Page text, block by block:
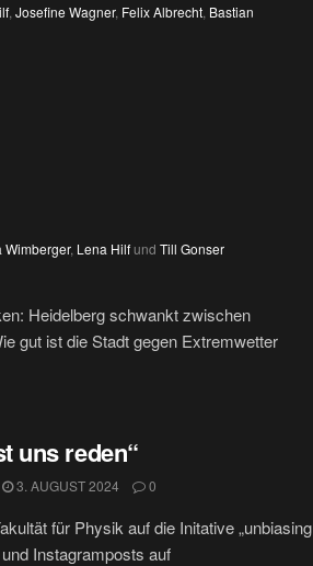
, Josefine Wagner, Felix Albrecht, Bastian
Wimberger, Lena Hilfund Till Gonser
Heidelberg schwankt zwischen
gut ist die Stadt gegen Extremwetter
uns reden“
3. AUGUST 2024 0
für Physik auf die Initative „unbiasing
Instagramposts auf